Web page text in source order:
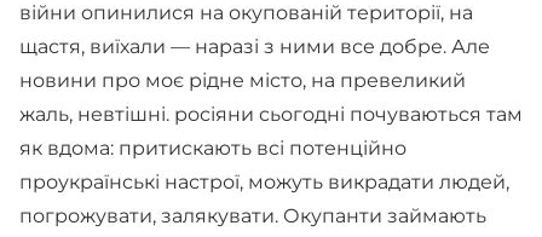
війни опинилися на окупованій території, на
щастя, виїхали — наразі з ними все добре. Але
новини про моє рідне місто, на превеликий
жаль, невтішні. росіяни сьогодні почуваються там
як вдома: притискають всі потенційно
проукраїнські настрої, можуть викрадати людей,
погрожувати, залякувати. Окупанти займають